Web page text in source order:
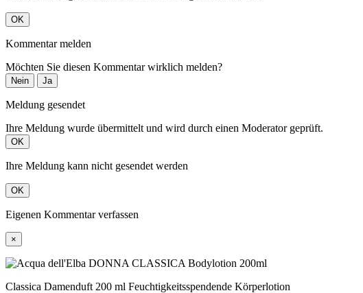
OK
Kommentar melden
Möchten Sie diesen Kommentar wirklich melden?
Nein Ja
Meldung gesendet
Ihre Meldung wurde übermittelt und wird durch einen Moderator geprüft.
OK
Ihre Meldung kann nicht gesendet werden
OK
Eigenen Kommentar verfassen
×
Classica Damenduft 200 ml Feuchtigkeitsspendende Körperlotion